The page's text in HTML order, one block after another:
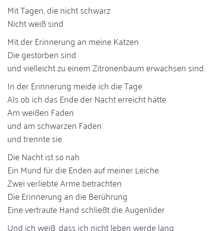
Mit Tagen, die nicht schwarz
Nicht weiß sind
Mit der Erinnerung an meine Katzen
Die gestorben sind
und vielleicht zu einem Zitronenbaum erwachsen sind.
In der Erinnerung meide ich die Tage
Als ob ich das Ende der Nacht erreicht hätte.
Am weißen Faden
und am schwarzen Faden
und trennte sie.
Die Nacht ist so nah
Ein Mund für die Enden auf meiner Leiche
Zwei verliebte Arme betrachten
Die Erinnerung an die Berührung
Eine vertraute Hand schließt die Augenlider
Und ich weiß, dass ich nicht leben werde lang